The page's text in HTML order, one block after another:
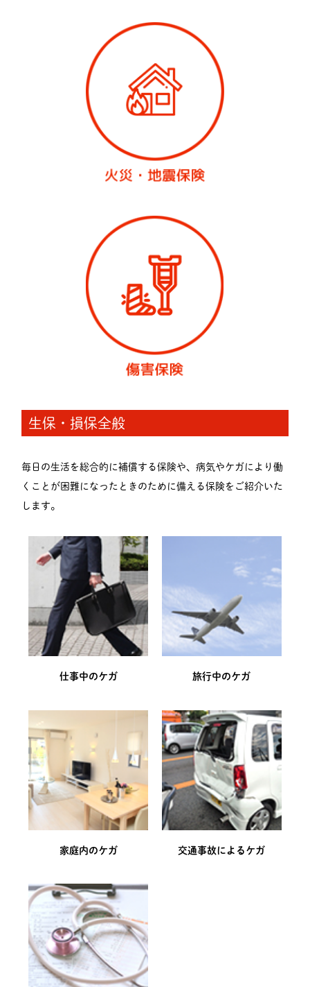
生保・損保全般
毎日の生活を総合的に補償する保険や、病気やケガにより働
くことが困難になったときのために備える保険をご紹介いた
します。
仕事中のケガ 旅行中のケガ
家庭内のケガ 交通事故によるケガ